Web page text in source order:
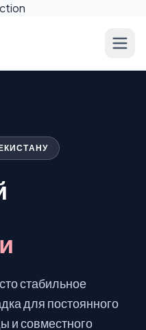
стабильное
для постоянного
и совместного